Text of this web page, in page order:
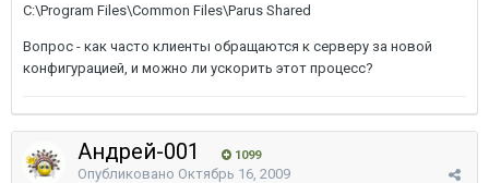
C:\Program Files\Common Files\Parus Shared
Вопрос - как часто клиенты обращаются к серверу за новой
конфигурацией, и можно ли ускорить этот процесс?
Андрей-001 1099
Опубликовано Октябрь 16, 2009